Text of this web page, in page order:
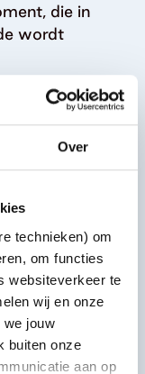
Over
technieken) om
om functies
websiteverkeer te
wij en onze
we jouw
buiten onze
aan op
die in
wordt
eerlijke
worden